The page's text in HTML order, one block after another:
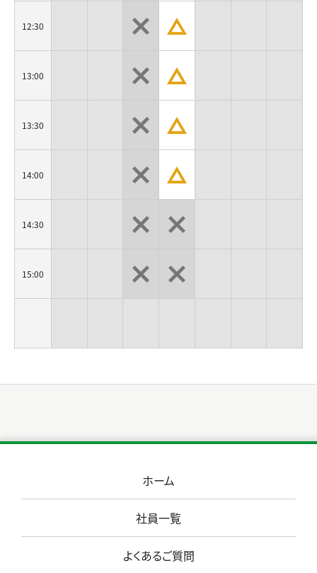
12:30
13:00
13:30
14:00
14:30
15:00
ホーム
社員一覧
よくあるご質問